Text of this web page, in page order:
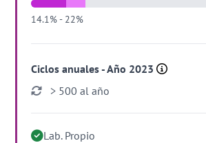
14.1% - 22%
Ciclos anuales - Año 2023
> 500 al año
Lab. Propio